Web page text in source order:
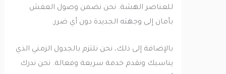
للعناصر الهشة. نحن نضمن وصول العفش
بأمان إلى وجهته الجديدة دون أي ضرر.
بالإضافة إلى ذلك، نحن نلتزم بالجدول الزمني الذي
يناسبك ونقدم خدمة سريعة وفعالة. نحن ندرك